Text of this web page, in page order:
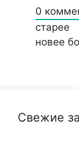
0
старее
новее
Свежие